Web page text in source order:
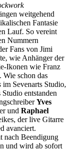
weitgehend
Fantasie
Lauf. So vereint
Nummern
Fans von Jimi
wie Anhänger der
Ikonen wie Franz
schon das
im Sevenarts Studio,
entstanden
Yves
und Raphael
der live Gitarre
avanciert.
nach Beendigung
und wird ab sofort